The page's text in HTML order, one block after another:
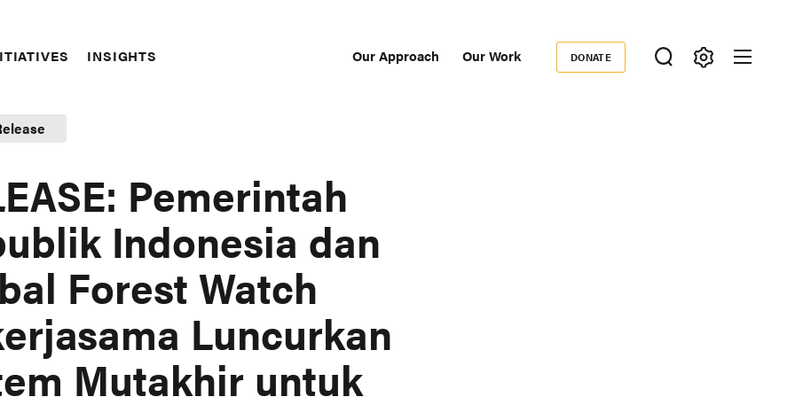
INSIGHTS Our Approach Our Work
Donate
DONATE
Pemerintah
Indonesia dan
Forest Watch
Luncurkan
Mutakhir untuk